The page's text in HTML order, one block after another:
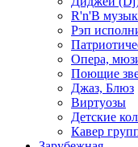
R'n'B
Рэп
Опера,
Поющие
Джаз, Блюз
Виртуозы
Детские
Кавер